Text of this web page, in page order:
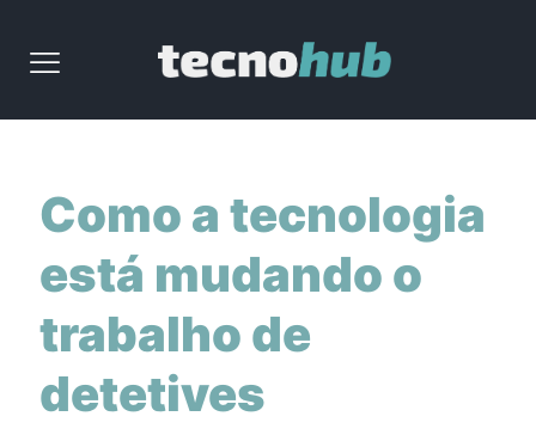
Como a tecnologia
está mudando o
trabalho de
detetives